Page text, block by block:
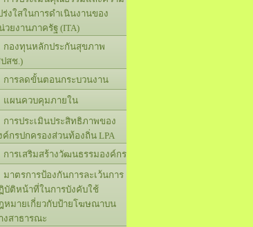
ร่งใสในการดำเนินงานของ
วยงานภาครัฐ (ITA)
กองทุนหลักประกันสุขภาพ
สช.)
การลดขั้นตอนกระบวนงาน
แผนควบคุมภายใน
การประเมินประสิทธิภาพของ
ค์กรปกครองส่วนท้องถิ่น LPA
การเสริมสร้างวัฒนธรรมองค์กร
มาตรการป้องกันการละเว้นการ
บัติหน้าที่ในการบังคับใช้
หมายเกี่ยวกับป้ายโฆษณาบน
งสาธารณะ